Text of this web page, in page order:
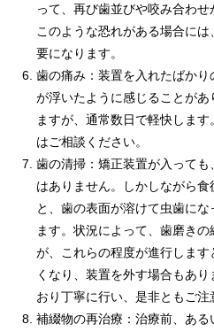
って、再び歯並びや咬み合わせ
このような恐れがある場合に
要になります。
歯の痛み：装置を入れたばか
が浮いたように感じることが
ますが、通常数日で軽快しま
はご相談ください。
歯の清掃：矯正装置が入って
はありません。しかしながら
と、歯の表面が溶けて虫歯に
ます。状況によって、歯磨き
が、これらの程度が進行しま
くなり、装置を外す場合もあ
おり丁寧に行い、是非ともご注
補綴物の再治療：治療前、あ